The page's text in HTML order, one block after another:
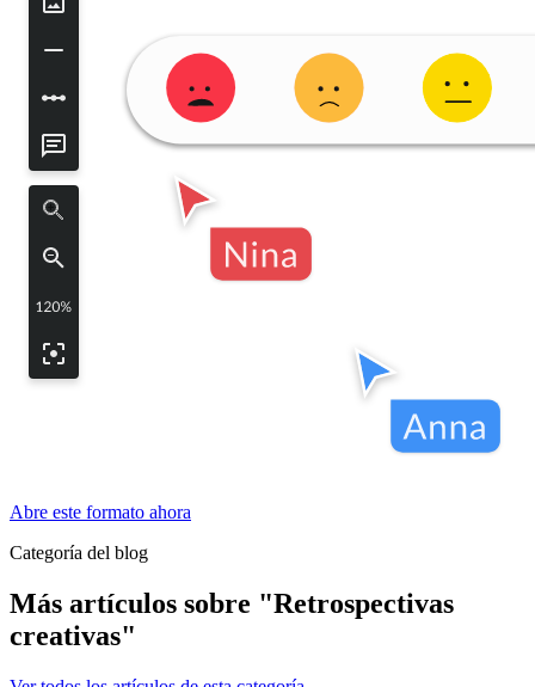
Abre este formato ahora
Categoría del blog
Más artículos sobre "Retrospectivas
creativas"